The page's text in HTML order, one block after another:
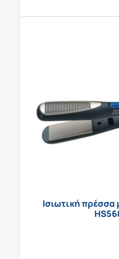
Ισιωτική πρέσσα